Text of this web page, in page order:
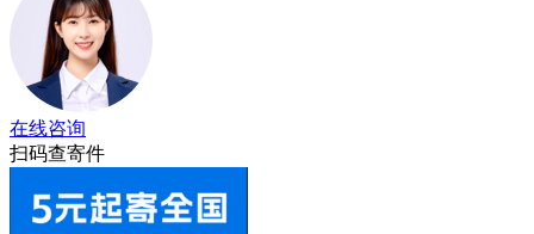
在线咨询
扫码查寄件